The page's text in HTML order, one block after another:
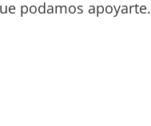
podamos apoyarte.